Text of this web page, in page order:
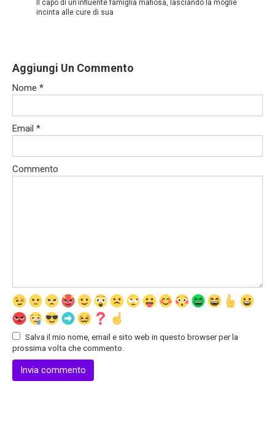
Il capo di un’influente famiglia mafiosa, lasciando la moglie
incinta alle cure di sua
Aggiungi Un Commento
Nome *
Email *
Commento
Salva il mio nome, email e sito web in questo browser per la
prossima volta che commento.